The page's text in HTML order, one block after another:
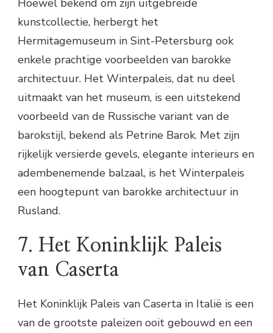
Hoewel bekend om zijn uitgebreide
kunstcollectie, herbergt het
Hermitagemuseum in Sint-Petersburg ook
enkele prachtige voorbeelden van barokke
architectuur. Het Winterpaleis, dat nu deel
uitmaakt van het museum, is een uitstekend
voorbeeld van de Russische variant van de
barokstijl, bekend als Petrine Barok. Met zijn
rijkelijk versierde gevels, elegante interieurs en
adembenemende balzaal, is het Winterpaleis
een hoogtepunt van barokke architectuur in
Rusland.
7. Het Koninklijk Paleis
van Caserta
Het Koninklijk Paleis van Caserta in Italië is een
van de grootste paleizen ooit gebouwd en een